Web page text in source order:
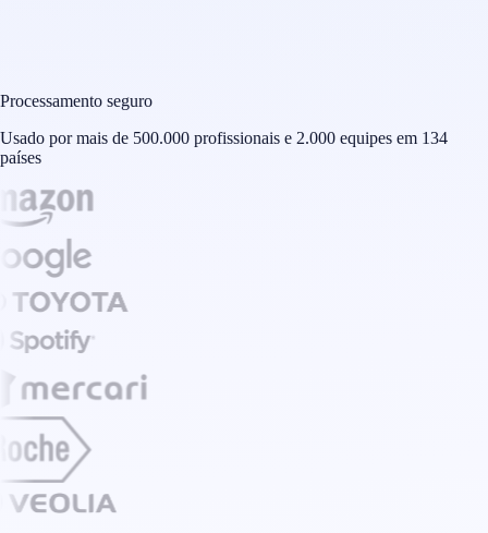
Processamento seguro
Usado por mais de 500.000 profissionais e 2.000 equipes em 134
países